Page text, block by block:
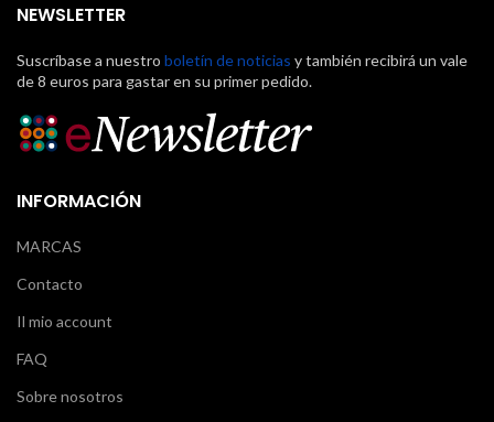
NEWSLETTER
Suscríbase a nuestro boletín de noticias y también recibirá un vale
de 8 euros para gastar en su primer pedido.
INFORMACIÓN
MARCAS
Contacto
Il mio account
FAQ
Sobre nosotros